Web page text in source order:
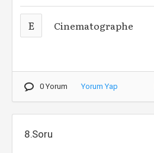
E Cinematographe
0 Yorum Yorum Yap
8.Soru